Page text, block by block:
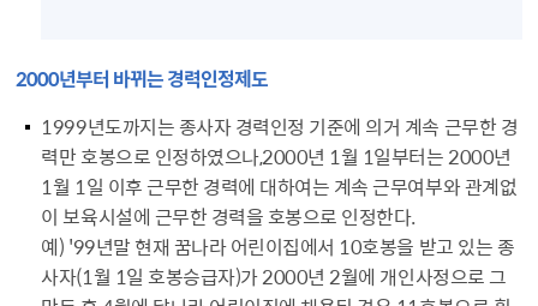
2000년부터 바뀌는 경력인정제도
1999년도까지는 종사자 경력인정 기준에 의거 계속 근무한 경
력만 호봉으로 인정하였으나,2000년 1월 1일부터는 2000년
1월 1일 이후 근무한 경력에 대하여는 계속 근무여부와 관계없
이 보육시설에 근무한 경력을 호봉으로 인정한다.
예) '99년말 현재 꿈나라 어린이집에서 10호봉을 받고 있는 종
사자(1월 1일 호봉승급자)가 2000년 2월에 개인사정으로 그